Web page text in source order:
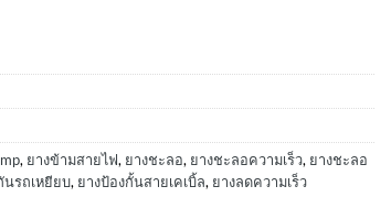
, ยางข้ามสายไฟ, ยางชะลอ, ยางชะลอความเร็ว, ยางชะลอ
นรถเหยียบ, ยางป้องกั้นสายเคเบิ้ล, ยางลดความเร็ว